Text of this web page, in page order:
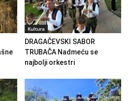
Kultura
DRAGAČEVSKI SABOR
TRUBAČA Nadmeću se
najbolji orkestri